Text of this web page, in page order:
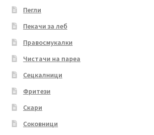
Пегли
Пекачи за леб
Правосмукалки
Чистачи на пареа
Сецкалници
Фритези
Скари
Соковници